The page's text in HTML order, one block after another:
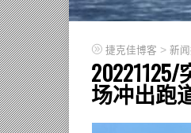
捷克佳博客 > 新
场冲出跑